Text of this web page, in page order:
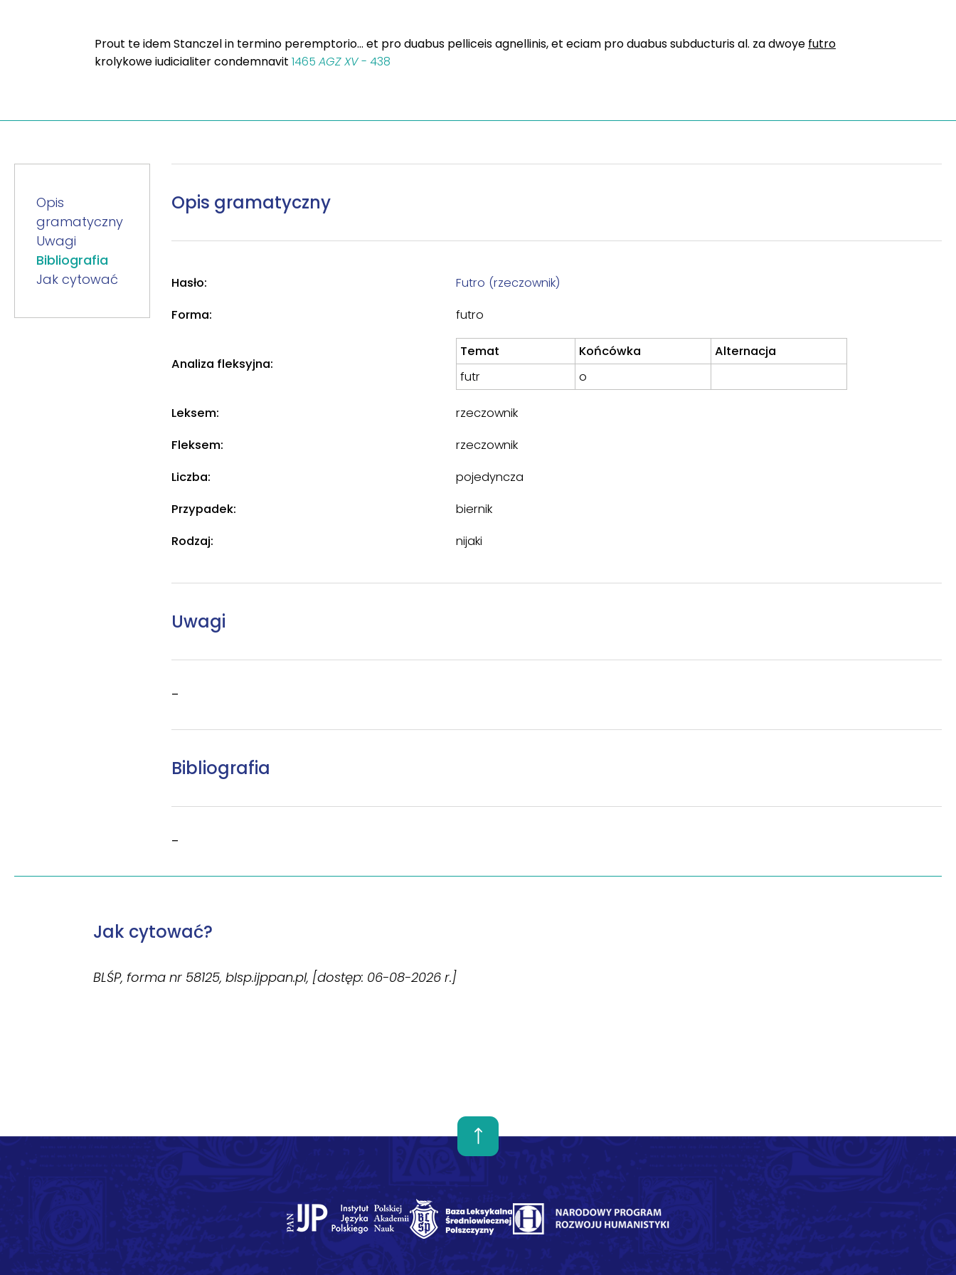
Prout te idem Stanczel in termino peremptorio... et pro duabus pelliceis agnellinis, et eciam pro duabus subducturis al. za dwoye futro
krolykowe iudicialiter condemnavit 1465 AGZ XV- 438
Opis
gramatyczny
Uwagi
Bibliografia
Jak cytować
Opis gramatyczny
Hasło:
Futro (rzeczownik)
Forma:
futro
Analiza fleksyjna:
Temat Końcówka
Alternacja
futr
o
Leksem:
rzeczownik
Fleksem:
rzeczownik
Liczba:
pojedyncza
Przypadek:
biernik
Rodzaj:
nijaki
Uwagi
–
Bibliografia
–
Jak cytować?
BLŚP, forma nr 58125, blsp.ijppan.pl, [dostęp: 06-08-2026 r.]